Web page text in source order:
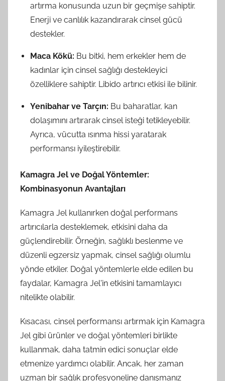
artırma konusunda uzun bir geçmişe sahiptir.
Enerji ve canlılık kazandırarak cinsel gücü
destekler.
Maca Kökü: Bu bitki, hem erkekler hem de
kadınlar için cinsel sağlığı destekleyici
özelliklere sahiptir. Libido artırıcı etkisi ile bilinir.
Yenibahar ve Tarçın: Bu baharatlar, kan
dolaşımını artırarak cinsel isteği tetikleyebilir.
Ayrıca, vücutta ısınma hissi yaratarak
performansı iyileştirebilir.
Kamagra Jel ve Doğal Yöntemler:
Kombinasyonun Avantajları
Kamagra Jel kullanırken doğal performans
artırıcılarla desteklemek, etkisini daha da
güçlendirebilir. Örneğin, sağlıklı beslenme ve
düzenli egzersiz yapmak, cinsel sağlığı olumlu
yönde etkiler. Doğal yöntemlerle elde edilen bu
faydalar, Kamagra Jel'in etkisini tamamlayıcı
nitelikte olabilir.
Kısacası, cinsel performansı artırmak için Kamagra
Jel gibi ürünler ve doğal yöntemleri birlikte
kullanmak, daha tatmin edici sonuçlar elde
etmenize yardımcı olabilir. Ancak, her zaman
uzman bir sağlık profesyoneline danışmanız